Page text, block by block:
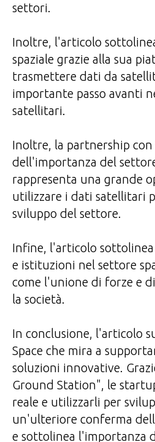
settori.
Inoltre, l'articolo
spaziale grazie alla sua
trasmettere dati da
importante passo avanti
satellitari.
Inoltre, la partnership
dell'importanza del
rappresenta una grande
utilizzare i dati satellitari
sviluppo del settore.
Infine, l'articolo
e istituzioni nel settore
come l'unione di forze e
la società.
In conclusione, l'articolo
Space che mira a
soluzioni innovative.
Ground Station", le
reale e utilizzarli per
un'ulteriore conferma
e sottolinea l'importanza